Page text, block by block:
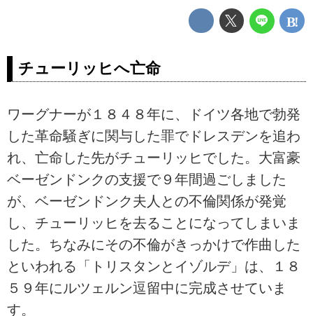
チューリッヒへ亡命
ワーグナーが１８４８年に、ドイツ各地で勃発
した革命騒ぎに関与した罪でドレスデンを追わ
れ、亡命した先がチューリッヒでした。大富豪
ベーゼンドンクの支援で９年間過ごしました
が、ベーゼンドンク夫人との不倫関係が発覚
し、チューリッヒを去ることになってしまいま
した。ちなみにその不倫がきっかけで作曲した
といわれる「トリスタンとイゾルデ」は、１８
５９年にルツェルン逗留中に完成させていま
す。